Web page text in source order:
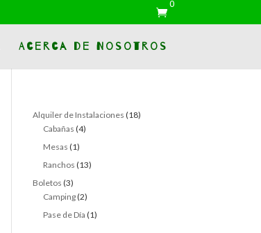

0
Acerca de Nosotros
Alquiler de Instalaciones 1818
Cabañas 44
Mesas 11
product
Ranchos 1313
Boletos 33
products
Camping 22
products
Pase de Día 11